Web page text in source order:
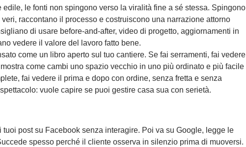
le fonti non spingono verso la viralità fine a sé stessa. Spingono
raccontano il processo e costruiscono una narrazione attorno
di usare before-and-after, video di progetto, aggiornamenti in
vedere il valore del lavoro fatto bene.
come un libro aperto sul tuo cantiere. Se fai serramenti, fai vedere
come cambi uno spazio vecchio in uno più ordinato e più facile
fai vedere il prima e dopo con ordine, senza fretta e senza
vuole capire se puoi gestire casa sua con serietà.
post su Facebook senza interagire. Poi va su Google, legge le
spesso perché il cliente osserva in silenzio prima di muoversi.